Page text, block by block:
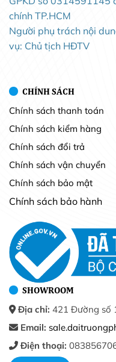
chính TP.HCM
Người phụ trách nội
vụ: Chủ tịch HĐTV
CHÍNH SÁCH
Chính sách thanh toán
Chính sách kiểm hàng
Chính sách đổi trả
Chính sách vận chuyển
Chính sách bảo mật
Chính sách bảo hành
SHOWROOM
Địa chỉ: 421 Đường số
Email:
Điện thoại: